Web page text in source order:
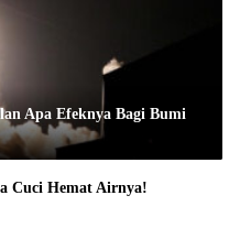
Apa Efeknya Bagi Bumi
Cuci Hemat Airnya!